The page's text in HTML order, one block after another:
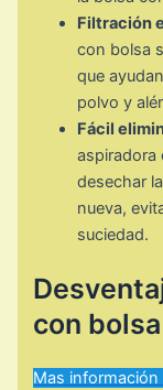
Filtración
con bolsa
que
polvo y
Fácil
aspiradora
desechar
nueva,
suciedad.
con bolsa
Mas información